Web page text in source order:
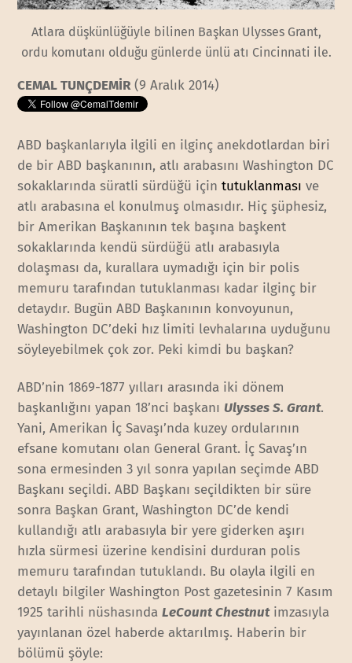
Atlara düşkünlüğüyle bilinen Başkan Ulysses Grant,
ordu komutanı olduğu günlerde ünlü atı Cincinnati ile.
CEMAL TUNÇDEMİR(9 Aralık 2014)
ABD başkanlarıyla ilgili en ilginç anekdotlardan biri
de bir ABD başkanının, atlı arabasını Washington DC
sokaklarında süratli sürdüğü içintutuklanmasıve
atlı arabasına el konulmuş olmasıdır. Hiç şüphesiz,
bir Amerikan Başkanının tek başına başkent
sokaklarında kendü sürdüğü atlı arabasıyla
dolaşması da, kurallara uymadığı için bir polis
memuru tarafından tutuklanması kadar ilginç bir
detaydır. Bugün ABD Başkanının konvoyunun,
Washington DC’deki hız limiti levhalarına uyduğunu
söyleyebilmek çok zor. Peki kimdi bu başkan?
ABD’nin 1869-1877 yılları arasında iki dönem
başkanlığını yapan 18’nci başkanıUlysses S. Grant.
Yani, Amerikan İç Savaşı’nda kuzey ordularının
efsane komutanı olan General Grant. İç Savaş’ın
sona ermesinden 3 yıl sonra yapılan seçimde ABD
Başkanı seçildi. ABD Başkanı seçildikten bir süre
sonra Başkan Grant, Washington DC’de kendi
kullandığı atlı arabasıyla bir yere giderken aşırı
hızla sürmesi üzerine kendisini durduran polis
memuru tarafından tutuklandı. Bu olayla ilgili en
detaylı bilgiler Washington Post gazetesinin 7 Kasım
1925 tarihli nüshasındaLeCount Chestnutimzasıyla
yayınlanan özel haberde aktarılmış. Haberin bir
bölümü şöyle: